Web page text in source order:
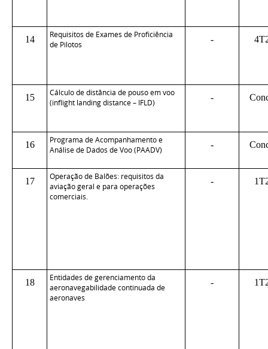
14
Requisitos de Exames de Proficiência
de Pilotos
-
15
Cálculo de distância de pouso em voo
(inflight landing distance – IFLD)
-
16
Programa de Acompanhamento e
Análise de Dados de Voo (PAADV)
-
17
Operação de Balões: requisitos da
aviação geral e para operações
comerciais.
-
18
Entidades de gerenciamento da
aeronavegabilidade continuada de
aeronaves
-